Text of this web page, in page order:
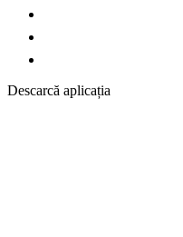
Descarcă aplicația